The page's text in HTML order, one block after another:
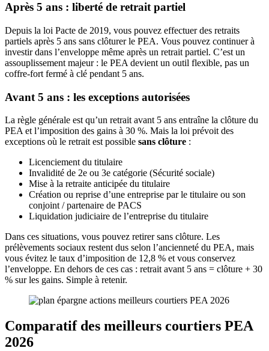
Après 5 ans : liberté de retrait partiel
Depuis la loi Pacte de 2019, vous pouvez effectuer des retraits
partiels après 5 ans sans clôturer le PEA. Vous pouvez continuer à
investir dans l’enveloppe même après un retrait partiel. C’est un
assouplissement majeur : le PEA devient un outil flexible, pas un
coffre-fort fermé à clé pendant 5 ans.
Avant 5 ans : les exceptions autorisées
La règle générale est qu’un retrait avant 5 ans entraîne la clôture du
PEA et l’imposition des gains à 30 %. Mais la loi prévoit des
exceptions où le retrait est possible sans clôture :
Licenciement du titulaire
Invalidité de 2e ou 3e catégorie (Sécurité sociale)
Mise à la retraite anticipée du titulaire
Création ou reprise d’une entreprise par le titulaire ou son
conjoint / partenaire de PACS
Liquidation judiciaire de l’entreprise du titulaire
Dans ces situations, vous pouvez retirer sans clôture. Les
prélèvements sociaux restent dus selon l’ancienneté du PEA, mais
vous évitez le taux d’imposition de 12,8 % et vous conservez
l’enveloppe. En dehors de ces cas : retrait avant 5 ans = clôture + 30
% sur les gains. Simple à retenir.
Comparatif des meilleurs courtiers PEA
2026